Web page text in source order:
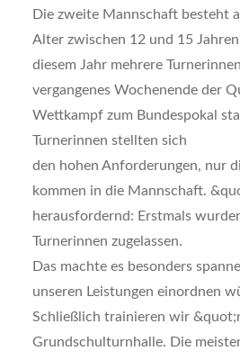
Die zweite Mannschaft besteht
Alter zwischen 12 und 15
diesem Jahr mehrere
vergangenes Wochenende der
Wettkampf zum Bundespokal
Turnerinnen stellten sich
den hohen Anforderungen, nur
kommen in die Mannschaft.
herausfordernd: Erstmals
Turnerinnen zugelassen.
Das machte es besonders
unseren Leistungen einordnen
Schließlich trainieren wir
Grundschulturnhalle. Die